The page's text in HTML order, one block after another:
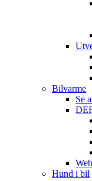
Bilvarme
Se
Hund i bil